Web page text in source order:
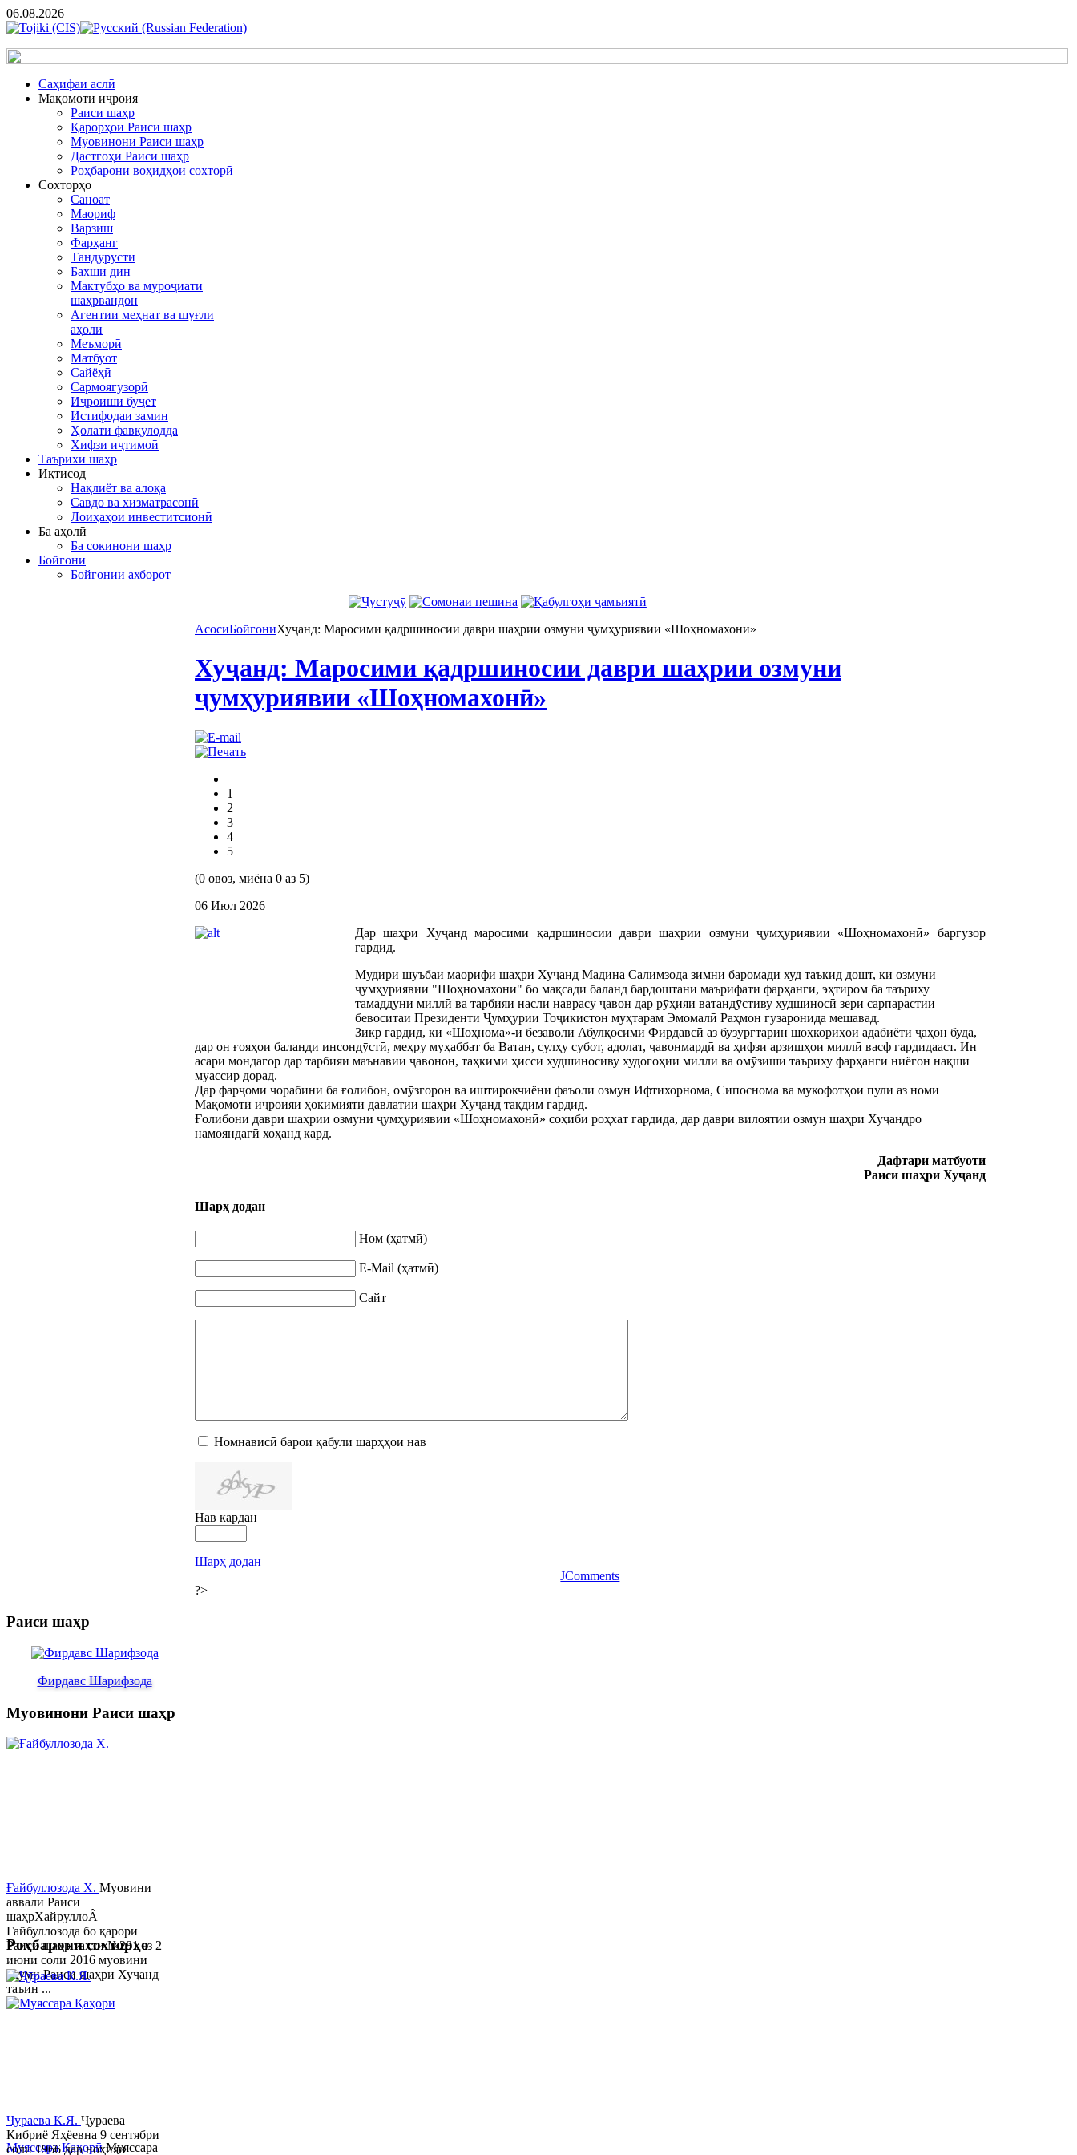
06.08.2026
Cаҳифаи аслӣ
Мақомоти иҷроия
Раиси шаҳр
Қарорҳои Раиси шаҳр
Муовинони Раиси шаҳр
Дастгоҳи Раиси шаҳр
Роҳбарони воҳидҳои сохторӣ
Сохторҳо
Саноат
Маориф
Варзиш
Фарҳанг
Тандурустӣ
Бахши дин
Мактубҳо ва муроҷиати
шаҳрвандон
Агентии меҳнат ва шуғли
аҳолӣ
Меъморӣ
Матбуот
Сайёҳӣ
Сармоягузорӣ
Иҷроиши буҷет
Истифодаи замин
Ҳолати фавқулодда
Хифзи иҷтимоӣ
Таърихи шаҳр
Иқтисод
Нақлиёт ва алоқа
Савдо ва хизматрасонӣ
Лоиҳаҳои инвеститсионӣ
Ба аҳолӣ
Ба сокинони шаҳр
Бойгонӣ
Бойгонии ахборот
АсосӣБойгонӣХуҷанд: Маросими қадршиносии даври шаҳрии озмуни ҷумҳуриявии «Шоҳномахонӣ»
Хуҷанд: Маросими қадршиносии даври шаҳрии озмуни
ҷумҳуриявии «Шоҳномахонӣ»
1
2
3
4
5
(0 овоз, миёна 0 аз 5)
06 Июл 2026
Дар шаҳри Хуҷанд маросими қадршиносии даври шаҳрии озмуни ҷумҳуриявии «Шоҳномахонӣ» баргузор
гардид.
Мудири шуъбаи маорифи шаҳри Хуҷанд Мадина Салимзода зимни баромади худ таъкид дошт, ки озмуни
ҷумҳуриявии "Шоҳномахонӣ" бо мақсади баланд бардоштани маърифати фарҳангӣ, эҳтиром ба таъриху
тамаддуни миллӣ ва тарбияи насли наврасу ҷавон дар рӯҳияи ватандӯстиву худшиносӣ зери сарпарастии
бевоситаи Президенти Ҷумҳурии Тоҷикистон муҳтарам Эмомалӣ Раҳмон гузаронида мешавад.
Зикр гардид, ки «Шоҳнома»-и безаволи Абулқосими Фирдавсӣ аз бузургтарин шоҳкориҳои адабиёти ҷаҳон буда,
дар он ғояҳои баланди инсондӯстӣ, меҳру муҳаббат ба Ватан, сулҳу субот, адолат, ҷавонмардӣ ва ҳифзи арзишҳои миллӣ васф гардидааст. Ин
асари мондагор дар тарбияи маънавии ҷавонон, таҳкими ҳисси худшиносиву худогоҳии миллӣ ва омӯзиши таъриху фарҳанги ниёгон нақши
муассир дорад.
Дар фарҷоми чорабинӣ ба ғолибон, омӯзгорон ва иштирокчиёни фаъоли озмун Ифтихорнома, Сипоснома ва мукофотҳои пулӣ аз номи
Мақомоти иҷроияи ҳокимияти давлатии шаҳри Хуҷанд тақдим гардид.
Ғолибони даври шаҳрии озмуни ҷумҳуриявии «Шоҳномахонӣ» соҳиби роҳхат гардида, дар даври вилоятии озмун шаҳри Хуҷандро
намояндагӣ хоҳанд кард.
Дафтари матбуоти
Раиси шаҳри Хуҷанд
Шарҳ додан
Ном (ҳатмӣ)
E-Mail (ҳатмӣ)
Сайт
Номнависӣ барои қабули шарҳҳои нав
Нав кардан
Шарҳ додан
JComments
?>
Раиси шаҳр
Фирдавс Шарифзода
Муовинони Раиси шаҳр
Ғайбуллозода Х. Муовини
аввали Раиси
шаҳрХайруллоÂ
Ғайбуллозода бо қарори
Раиси шаҳр таҳти №281 аз 2
июни соли 2016 муовини
якуми Раиси шаҳри Хуҷанд
таъин ...
Муяссара ҚаҳорӣМуяссара
Роҳбарони сохторҳо
Ҷӯраева К.Я. Ҷӯраева
Кибриё Яҳёевна 9 сентябри
соли 1966 дар ноҳияи